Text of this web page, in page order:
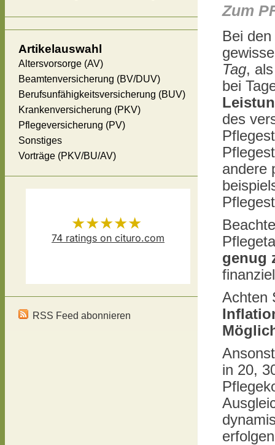
Zum
Bei
Tag,
bei
des
andere
genug
Achten
in 20,
Artikelauswahl
Altersvorsorge (AV)
Beamtenversicherung (BV/DUV)
Berufsunfähigkeitsversicherung (BUV)
Krankenversicherung (PKV)
Pflegeversicherung (PV)
Sonstiges
Vorträge (PKV/BU/AV)
Schösserhas
★★★★★
74 ratings on cituro.com
RSS Feed abonnieren